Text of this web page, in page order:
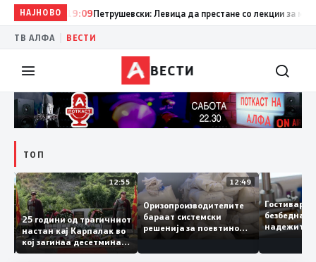
НАЈНОВО19:09Петрушевски: Левица да престане со лекции за морал
ТВ АЛФА ВЕСТИ
ВЕСТИ
ТОП
13:04 12:55
25 години од трагичниот
настан кај Карпалак во
кој загинаа десетмина
македонски бранители
12:49
Оризопроизводителите
бараат системски
решенија за поевтино
производство